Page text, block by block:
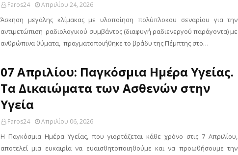
Faros24 Απριλίου 24, 2026
Άσκηση μεγάλης κλίμακας με υλοποίηση πολύπλοκου σεναρίου για την
αντιμετώπιση ραδιολογικού συμβάντος (διαφυγή ραδιενεργού παράγοντα) με
ανθρώπινα θύματα, πραγματοποιήθηκε το βράδυ της Πέμπτης στο…
07 Απριλίου: Παγκόσμια Ημέρα Υγείας.
Τα Δικαιώματα των Ασθενών στην
Υγεία
Faros24 Απριλίου 06, 2026
Η Παγκόσμια Ημέρα Υγείας, που γιορτάζεται κάθε χρόνο στις 7 Απριλίου,
αποτελεί μια ευκαιρία να ευαισθητοποιηθούμε και να προωθήσουμε την